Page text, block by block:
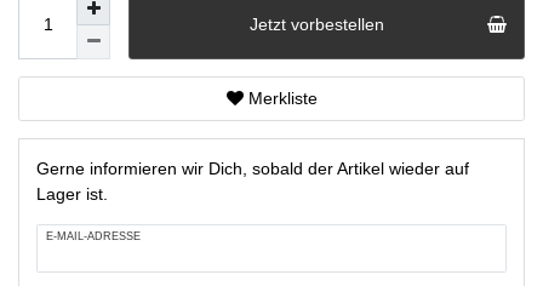
Jetzt vorbestellen
Merkliste
Gerne informieren wir Dich, sobald der Artikel wieder auf
Lager ist.
E-MAIL-ADRESSE